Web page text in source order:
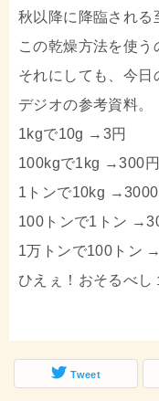
秋以降に降臨される
この乾燥方法を使う
それにしても、今日
デジオの参考資料。
1kgで10g →3円
100kgで1kg →300円
1トンで10kg →3000
100トンで1トン
1万トンで100トン
ひえぇ！おそるべし
Tweet